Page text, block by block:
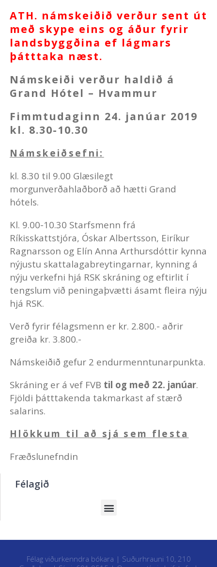
ATH. námskeiðið verður sent út
með skype eins og áður fyrir
landsbyggðina ef lágmars
þátttaka næst.
Námskeiði verður haldið á
Grand Hótel – Hvammur
Fimmtudaginn 24. janúar 2019
kl. 8.30-10.30
Námskeiðsefni:
kl. 8.30 til 9.00 Glæsilegt
morgunverðahlaðborð að hætti Grand
hótels.
Kl. 9.00-10.30 Starfsmenn frá
Ríkisskattstjóra, Óskar Albertsson, Eiríkur
Ragnarsson og Elín Anna Arthursdóttir kynna
nýjustu skattalagabreytingarnar, kynning á
nýju verkefni hjá RSK skráning og eftirlit í
tengslum við peningaþvætti ásamt fleira nýju
hjá RSK.
Verð fyrir félagsmenn er kr. 2.800.- aðrir
greiða kr. 3.800.-
Námskeiðið gefur 2 endurmenntunarpunkta.
Skráning er á vef FVB til og með 22. janúar.
Fjöldi þátttakenda takmarkast af stærð
salarins.
Hlökkum til að sjá sem flesta
Fræðslunefndin
Félagið
Félag viðurkenndra bókara | Suðurhrauni 10, 210